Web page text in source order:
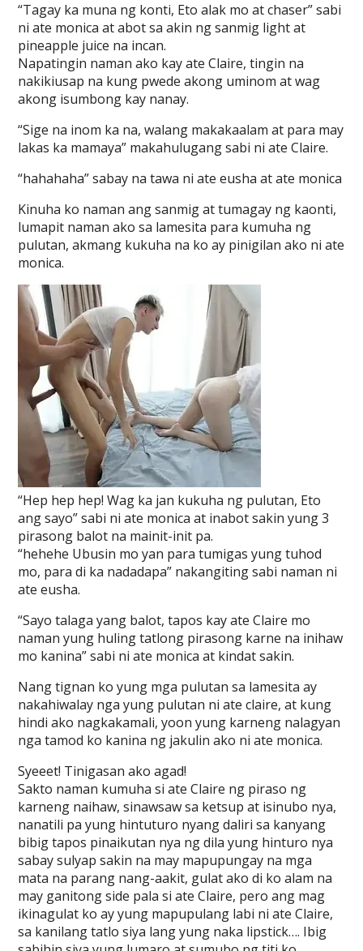
“Tagay ka muna ng konti, Eto alak mo at chaser” sabi
ni ate monica at abot sa akin ng sanmig light at
pineapple juice na incan.
Napatingin naman ako kay ate Claire, tingin na
nakikiusap na kung pwede akong uminom at wag
akong isumbong kay nanay.
“Sige na inom ka na, walang makakaalam at para may
lakas ka mamaya” makahulugang sabi ni ate Claire.
“hahahaha” sabay na tawa ni ate eusha at ate monica
Kinuha ko naman ang sanmig at tumagay ng kaonti,
lumapit naman ako sa lamesita para kumuha ng
pulutan, akmang kukuha na ko ay pinigilan ako ni ate
monica.
“Hep hep hep! Wag ka jan kukuha ng pulutan, Eto
ang sayo” sabi ni ate monica at inabot sakin yung 3
pirasong balot na mainit-init pa.
“hehehe Ubusin mo yan para tumigas yung tuhod
mo, para di ka nadadapa” nakangiting sabi naman ni
ate eusha.
“Sayo talaga yang balot, tapos kay ate Claire mo
naman yung huling tatlong pirasong karne na inihaw
mo kanina” sabi ni ate monica at kindat sakin.
Nang tignan ko yung mga pulutan sa lamesita ay
nakahiwalay nga yung pulutan ni ate claire, at kung
hindi ako nagkakamali, yoon yung karneng nalagyan
nga tamod ko kanina ng jakulin ako ni ate monica.
Syeeet! Tinigasan ako agad!
Sakto naman kumuha si ate Claire ng piraso ng
karneng naihaw, sinawsaw sa ketsup at isinubo nya,
nanatili pa yung hintuturo nyang daliri sa kanyang
bibig tapos pinaikutan nya ng dila yung hinturo nya
sabay sulyap sakin na may mapupungay na mga
mata na parang nang-aakit, gulat ako di ko alam na
may ganitong side pala si ate Claire, pero ang mag
ikinagulat ko ay yung mapupulang labi ni ate Claire,
sa kanilang tatlo siya lang yung naka lipstick…. Ibig